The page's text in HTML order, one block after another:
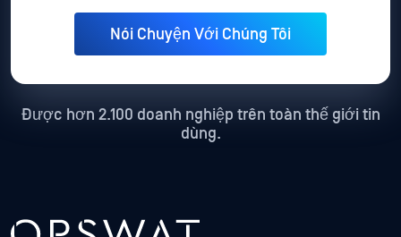
Được hơn 2.100 doanh nghiệp trên toàn thế giới tin
dùng.